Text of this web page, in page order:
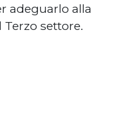
adeguarlo alla
settore.